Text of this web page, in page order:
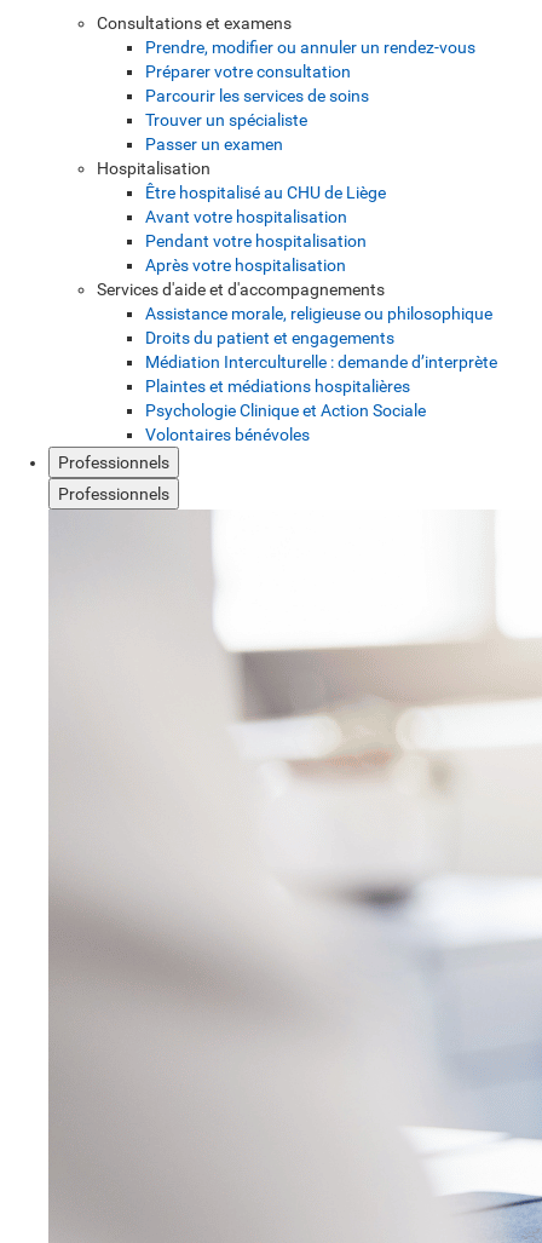
Consultations et examens
Prendre, modifier ou annuler un rendez-vous
Préparer votre consultation
Parcourir les services de soins
Trouver un spécialiste
Passer un examen
Hospitalisation
Être hospitalisé au CHU de Liège
Avant votre hospitalisation
Pendant votre hospitalisation
Après votre hospitalisation
Services d'aide et d'accompagnements
Assistance morale, religieuse ou philosophique
Droits du patient et engagements
Médiation Interculturelle : demande d’interprète
Plaintes et médiations hospitalières
Psychologie Clinique et Action Sociale
Volontaires bénévoles
Professionnels
Professionnels